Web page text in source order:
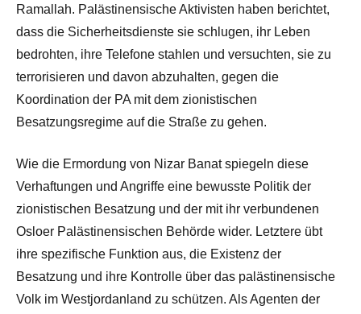
Ramallah. Palästinensische Aktivisten haben berichtet,
dass die Sicherheitsdienste sie schlugen, ihr Leben
bedrohten, ihre Telefone stahlen und versuchten, sie zu
terrorisieren und davon abzuhalten, gegen die
Koordination der PA mit dem zionistischen
Besatzungsregime auf die Straße zu gehen.
Wie die Ermordung von Nizar Banat spiegeln diese
Verhaftungen und Angriffe eine bewusste Politik der
zionistischen Besatzung und der mit ihr verbundenen
Osloer Palästinensischen Behörde wider. Letztere übt
ihre spezifische Funktion aus, die Existenz der
Besatzung und ihre Kontrolle über das palästinensische
Volk im Westjordanland zu schützen. Als Agenten der